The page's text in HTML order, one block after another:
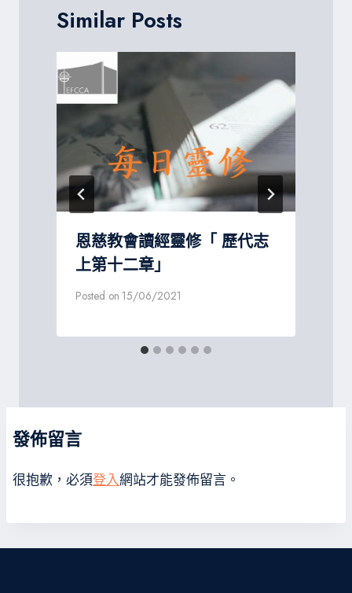
Similar Posts
恩慈教會讀經靈修「 歷代志
上第十二章」
Posted on 15/06/2021
發佈留言
很抱歉，必須登入網站才能發佈留言。